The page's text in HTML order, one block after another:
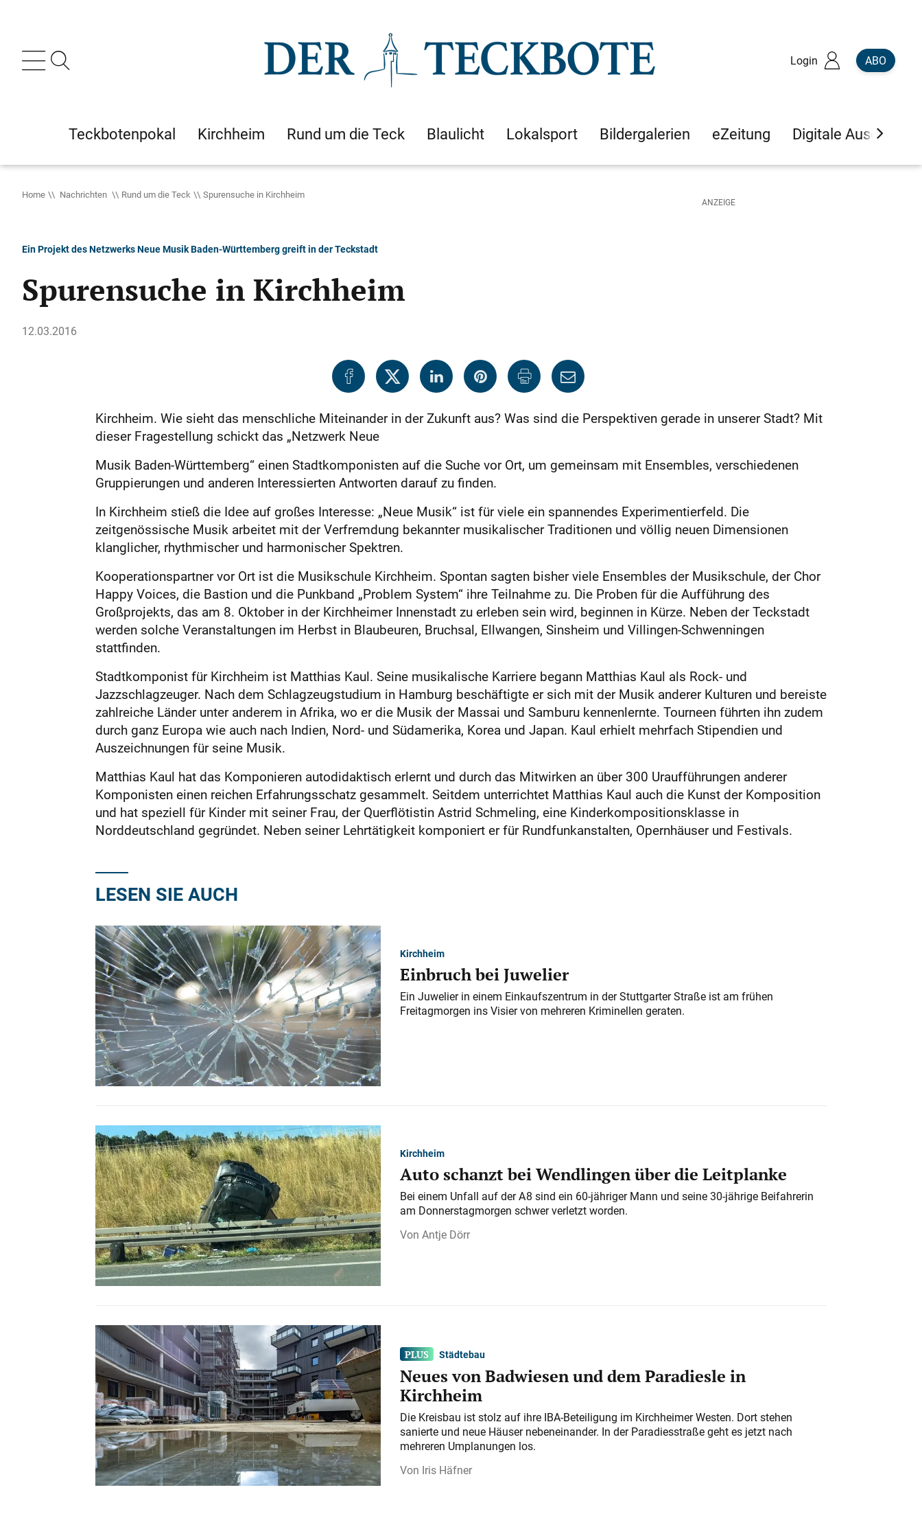
Login ABO
Teckbotenpokal Kirchheim Rund um die Teck Blaulicht Lokalsport Bildergalerien eZeitung Digitale Ausgaben
Home Nachrichten Rund um die Teck Spurensuche in Kirchheim
Ein Projekt des Netzwerks Neue Musik Baden-Württemberg greift in der Teckstadt
Spurensuche in Kirchheim
12.03.2016
Kirchheim. Wie sieht das menschliche Miteinander in der Zukunft aus? Was sind die Perspektiven gerade in unserer Stadt? Mit
dieser Fragestellung schickt das „Netzwerk Neue
Musik Baden-Württemberg“ einen Stadtkomponisten auf die Suche vor Ort, um gemeinsam mit Ensembles, verschiedenen
Gruppierungen und anderen Interessierten Antworten darauf zu finden.
In Kirchheim stieß die Idee auf großes Interesse: „Neue Musik“ ist für viele ein spannendes Experimentierfeld. Die
zeitgenössische Musik arbeitet mit der Verfremdung bekannter musikalischer Traditionen und völlig neuen Dimensionen
klanglicher, rhythmischer und harmonischer Spektren.
Kooperationspartner vor Ort ist die Musikschule Kirchheim. Spontan sagten bisher viele Ensembles der Musikschule, der Chor
Happy Voices, die Bastion und die Punkband „Problem System“ ihre Teilnahme zu. Die Proben für die Aufführung des
Großprojekts, das am 8. Oktober in der Kirchheimer Innenstadt zu erleben sein wird, beginnen in Kürze. Neben der Teckstadt
werden solche Veranstaltungen im Herbst in Blaubeuren, Bruchsal, Ellwangen, Sinsheim und Villingen-Schwenningen
stattfinden.
Stadtkomponist für Kirchheim ist Matthias Kaul. Seine musikalische Karriere begann Matthias Kaul als Rock- und
Jazzschlagzeuger. Nach dem Schlagzeugstudium in Hamburg beschäftigte er sich mit der Musik anderer Kulturen und bereiste
zahlreiche Länder unter anderem in Afrika, wo er die Musik der Massai und Samburu kennenlernte. Tourneen führten ihn zudem
durch ganz Europa wie auch nach Indien, Nord- und Südamerika, Korea und Japan. Kaul erhielt mehrfach Stipendien und
Auszeichnungen für seine Musik.
Matthias Kaul hat das Komponieren autodidaktisch erlernt und durch das Mitwirken an über 300 Uraufführungen anderer
Komponisten einen reichen Erfahrungsschatz gesammelt. Seitdem unterrichtet Matthias Kaul auch die Kunst der Komposition
und hat speziell für Kinder mit seiner Frau, der Querflötistin Astrid Schmeling, eine Kinderkompositionsklasse in
Norddeutschland gegründet. Neben seiner Lehrtätigkeit komponiert er für Rundfunkanstalten, Opernhäuser und Festivals.
LESEN SIE AUCH
Kirchheim
Einbruch bei Juwelier
Ein Juwelier in einem Einkaufszentrum in der Stuttgarter Straße ist am frühen
Freitagmorgen ins Visier von mehreren Kriminellen geraten.
Kirchheim
Auto schanzt bei Wendlingen über die Leitplanke
Bei einem Unfall auf der A 8 sind ein 60-jähriger Mann und seine 30-jährige Beifahrerin
am Donnerstagmorgen schwer verletzt worden.
Antje Dörr
Städtebau
Neues von Badwiesen und dem Paradiesle in
Kirchheim
Die Kreisbau ist stolz auf ihre IBA-Beteiligung im Kirchheimer Westen. Dort stehen
sanierte und neue Häuser nebeneinander. In der Paradiesstraße geht es jetzt nach
mehreren Umplanungen los.
Iris Häfner